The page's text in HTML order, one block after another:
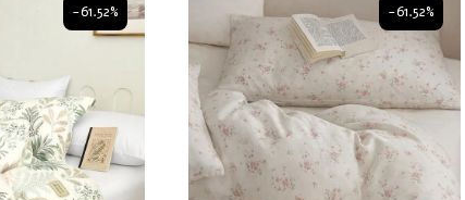
-61.52%
-61.52%